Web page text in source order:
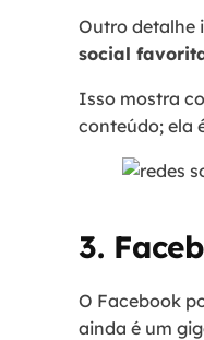
Outro detalhe
social
Isso mostra
conteúdo; ela
3.
O Facebook
ainda é um